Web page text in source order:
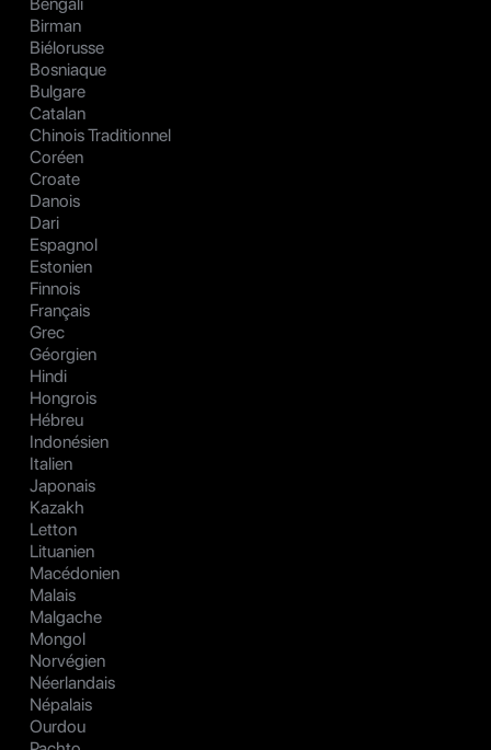
Birman
Biélorusse
Bosniaque
Bulgare
Catalan
Chinois Traditionnel
Coréen
Croate
Danois
Dari
Espagnol
Estonien
Finnois
Français
Grec
Géorgien
Hindi
Hongrois
Hébreu
Indonésien
Italien
Japonais
Kazakh
Letton
Lituanien
Macédonien
Malais
Malgache
Mongol
Norvégien
Néerlandais
Népalais
Ourdou